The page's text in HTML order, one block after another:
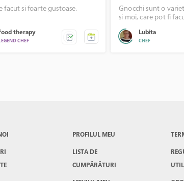
facut si foarte gustoase.
therapy
CHEF
Gnocchi sunt o
si moi, care pot fi
si eventual arome
pregati in casa sau
Lubita
CHEF
PROFILUL MEU
LISTA DE
CUMPĂRĂTURI